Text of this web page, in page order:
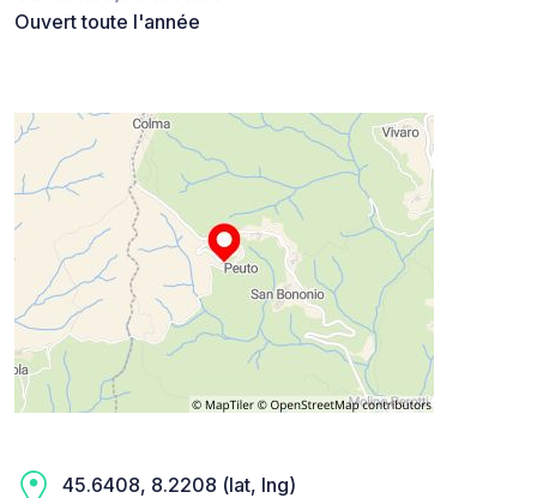
Ouvert toute l'année
45.6408, 8.2208 (lat, lng)